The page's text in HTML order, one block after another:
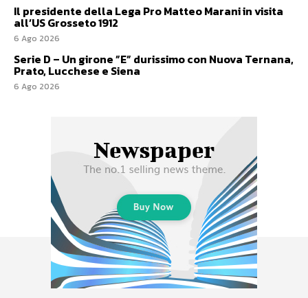
Il presidente della Lega Pro Matteo Marani in visita
all’US Grosseto 1912
6 Ago 2026
Serie D – Un girone ”E” durissimo con Nuova Ternana,
Prato, Lucchese e Siena
6 Ago 2026